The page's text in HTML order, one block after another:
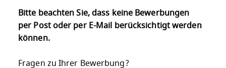
Bitte beachten Sie, dass keine Bewerbungen
per Post oder per E-Mail berücksichtigt werden
können.
Fragen zu Ihrer Bewerbung?